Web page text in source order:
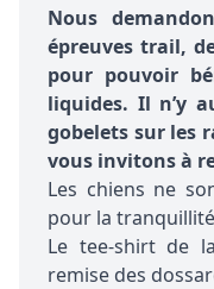
Nous
épreuves trail,
pour pouvoir
liquides. Il n’y
gobelets sur les
vous invitons à
Les chiens ne
pour la
Le tee-shirt de
remise des